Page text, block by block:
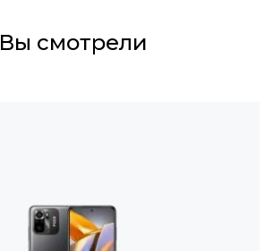
Вы смотрели